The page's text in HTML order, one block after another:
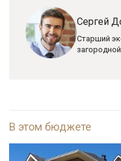
Сергей
Старший
В этом бюджете